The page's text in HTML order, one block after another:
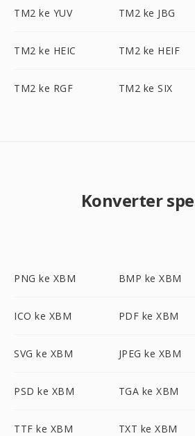
TM2 ke YUV TM2 ke JBG
TM2 ke HEIC TM2 ke HEIF
TM2 ke RGF TM2 ke SIX
Konverter
PNG ke XBM BMP ke XBM
ICO ke XBM PDF ke XBM
SVG ke XBM JPEG ke XBM
PSD ke XBM TGA ke XBM
TTF ke XBM TXT ke XBM